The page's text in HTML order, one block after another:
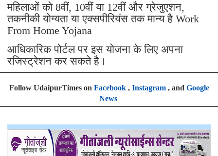
महिलाओं को 8वीं, 10वीं या 12वीं और ग्रेजुएशन,
तकनीकी योग्यता या एक्सपीरियंस तक मान्य है Work
From Home Yojana
आधिकारिक पोर्टल पर इस योजना के लिए अपना
रजिस्ट्रेशन कर सकते है।
Follow UdaipurTimes on Facebook, Instagram, and Google
News